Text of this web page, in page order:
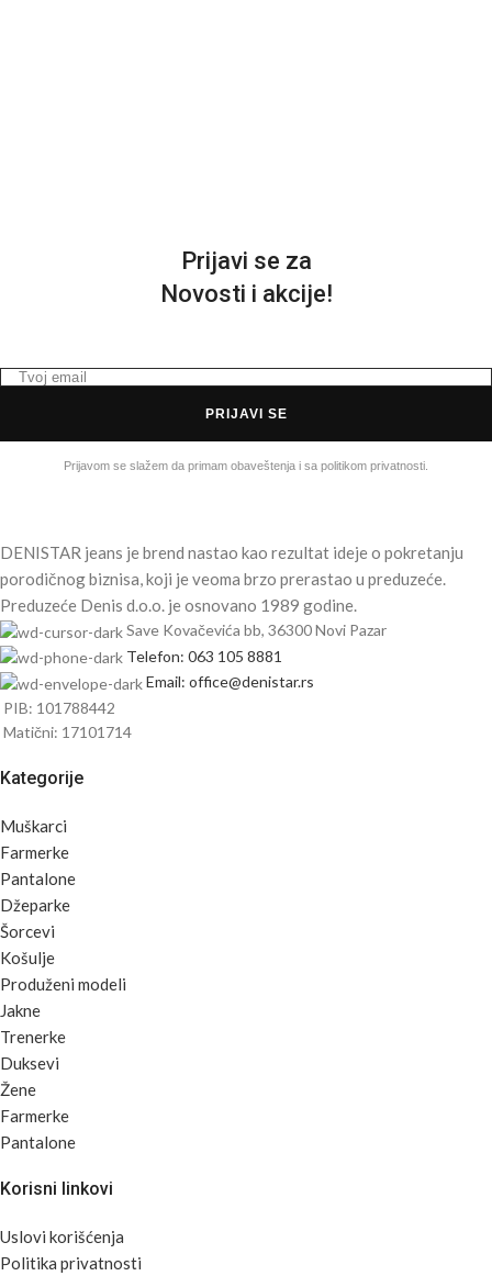
Prijavi se za
Novosti i akcije!
PRIJAVI SE
Prijavom se slažem da primam obaveštenja i sa politikom privatnosti.
DENISTAR jeans je brend nastao kao rezultat ideje o pokretanju
porodičnog biznisa, koji je veoma brzo prerastao u preduzeće.
Preduzeće Denis d.o.o. je osnovano 1989 godine.
Save Kovačevića bb, 36300 Novi Pazar
Telefon: 063 105 8881
Email: office@denistar.rs
PIB: 101788442
Matični: 17101714
Kategorije
Muškarci
Farmerke
Pantalone
Džeparke
Šorcevi
Košulje
Produženi modeli
Jakne
Trenerke
Duksevi
Žene
Farmerke
Pantalone
Korisni linkovi
Uslovi korišćenja
Politika privatnosti